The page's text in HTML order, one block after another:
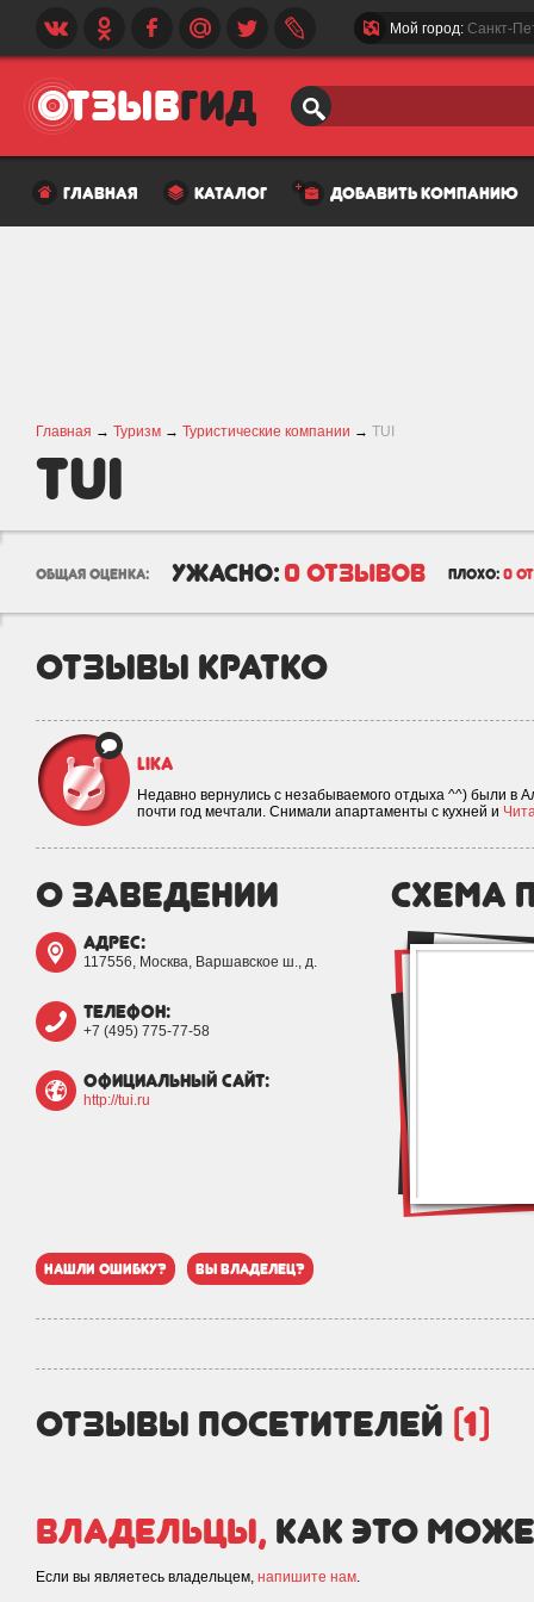
Мой город: Санкт-
главная каталог добавить компанию
Главная → Туризм → Туристические компании → TUI
TUI
общая оценка: ужасно: 0 отзывов плохо: 0
отзывы кратко
Lika
Недавно вернулись с незабываемого отдыха ^^) были в
почти год мечтали. Снимали апартаменты с кухней и
о заведении
адрес:
117556, Москва, Варшавское ш., д.
телефон:
+7 (495) 775-77-58
официальный сайт:
http://tui.ru
схема
нашли ошибку? вы владелец?
отзывы посетителей (1)
Владельцы, как это
Если вы являетесь владельцем, напишите нам.